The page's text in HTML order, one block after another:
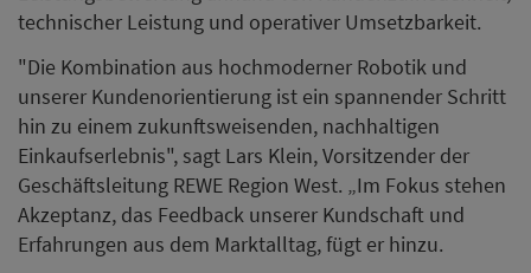
technischer Leistung und operativer Umsetzbarkeit.
"Die Kombination aus hochmoderner Robotik und
unserer Kundenorientierung ist ein spannender Schritt
hin zu einem zukunftsweisenden, nachhaltigen
Einkaufserlebnis", sagt Lars Klein, Vorsitzender der
Geschäftsleitung REWE Region West. „Im Fokus stehen
Akzeptanz, das Feedback unserer Kundschaft und
Erfahrungen aus dem Marktalltag, fügt er hinzu.